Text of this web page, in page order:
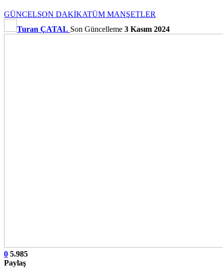
GÜNCELSON DAKİKATÜM MANŞETLER
Turan ÇATAL Son Güncelleme 3 Kasım 2024
0 5.985
Paylaş